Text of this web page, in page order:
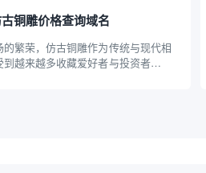
铜雕价格查询域名
繁荣，仿古铜雕作为传统与现代相
越来越多收藏爱好者与投资者的关
铜雕价格查询，并推荐几个相关的